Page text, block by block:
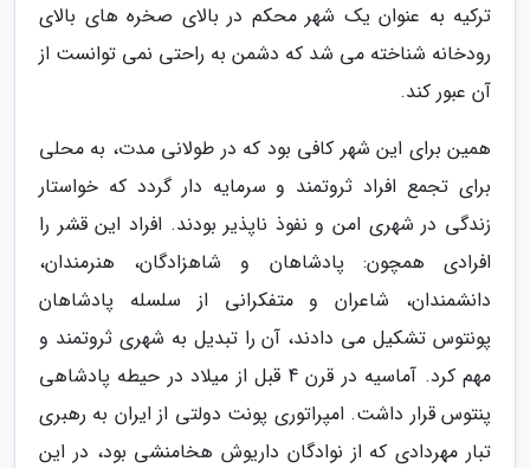
ترکیه به عنوان یک شهر محکم در بالای صخره های بالای
رودخانه شناخته می شد که دشمن به راحتی نمی توانست از
آن عبور کند.
همین برای این شهر کافی بود که در طولانی مدت، به محلی
برای تجمع افراد ثروتمند و سرمایه دار گردد که خواستار
زندگی در شهری امن و نفوذ ناپذیر بودند. افراد این قشر را
افرادی همچون: پادشاهان و شاهزادگان، هنرمندان،
دانشمندان، شاعران و متفکرانی از سلسله پادشاهان
پونتوس تشکیل می دادند، آن را تبدیل به شهری ثروتمند و
مهم کرد. آماسیه در قرن 4 قبل از میلاد در حیطه پادشاهی
پنتوس قرار داشت. امپراتوری پونت دولتی از ایران به رهبری
تبار مهردادی که از نوادگان داریوش هخامنشی بود، در این